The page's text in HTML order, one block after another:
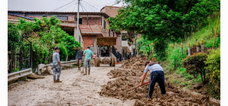
LA
TEMPORADA
DE
LLUVIAS
CON
MÁS
DE
45
PUNTOS
CRÍTICOS